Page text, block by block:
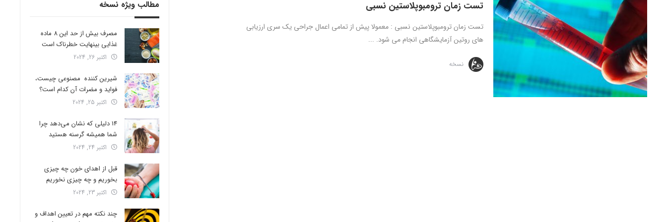
تست زمان ترومبوپلاستین نسبی
تست زمان ترومبوپلاستین نسبی : معمولا پیش از تمامی اعمال جراحی یک سری ارزیابی
های روتین آزمایشگاهی انجام می شود. ...
نسخه
مطالب ویژه نسخه
مصرف بیش از حد این 8 ماده
غذایی بینهایت خطرناک است
اکتبر 26, 2024
شیرین کننده مصنوعی چیست،
فواید و مضرات آن کدام است؟
اکتبر 25, 2024
14 دلیلی که نشان می‌دهد چرا
شما همیشه گرسنه هستید
اکتبر 24, 2024
قبل از اهدای خون چه چیزی
بخوریم و چه چیزی نخوریم
اکتبر 23, 2024
چند نکته مهم در تعیین اهداف و